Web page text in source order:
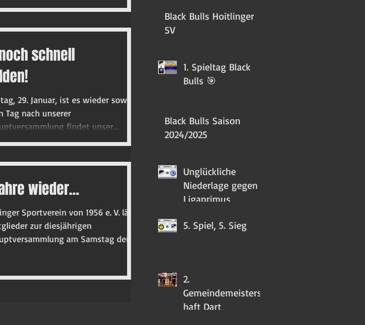
schnell
29. Januar, ist es wieder soweit.
Tag nach unserer
findet unser
Boßeln statt....
wieder...
Sportverein von 1956 e. V. lädt
zur diesjährigen
am Samstag den
Black Bulls Hoitlinger
SV
1. Spieltag Black
Bulls 🎯
Black Bulls Saison
2024/2025
Unglückliche
Niederlage gegen
Ligaprimus
5. Spiel, 5. Sieg
2.
Gemeindemeistersc
haft Dart